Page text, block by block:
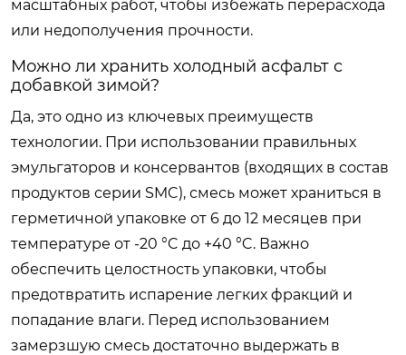
масштабных работ, чтобы избежать перерасхода
или недополучения прочности.
Можно ли хранить холодный асфальт с
добавкой зимой?
Да, это одно из ключевых преимуществ
технологии. При использовании правильных
эмульгаторов и консервантов (входящих в состав
продуктов серии SMC), смесь может храниться в
герметичной упаковке от 6 до 12 месяцев при
температуре от -20 °C до +40 °C. Важно
обеспечить целостность упаковки, чтобы
предотвратить испарение легких фракций и
попадание влаги. Перед использованием
замерзшую смесь достаточно выдержать в